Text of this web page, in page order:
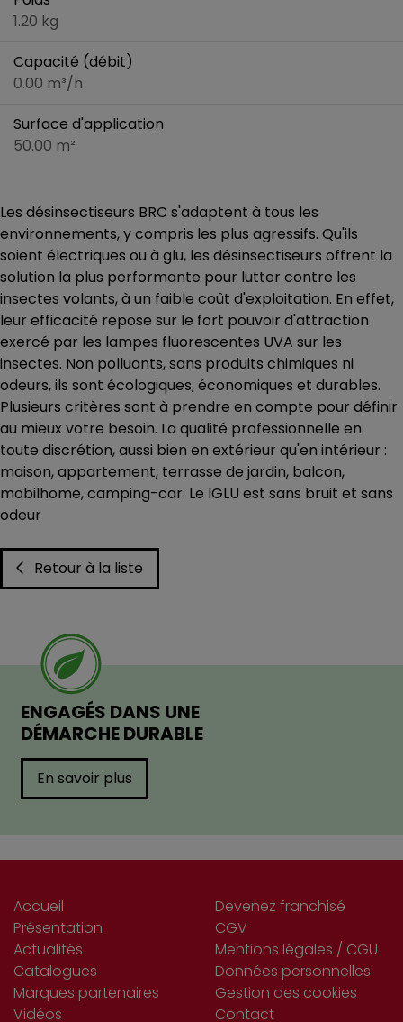
1.20 kg
Capacité (débit)
0.00 m³/h
Surface d'application
50.00 m²
Les désinsectiseurs BRC s'adaptent à tous les
environnements, y compris les plus agressifs. Qu'ils
soient électriques ou à glu, les désinsectiseurs offrent la
solution la plus performante pour lutter contre les
insectes volants, à un faible coût d'exploitation. En effet,
leur efficacité repose sur le fort pouvoir d'attraction
exercé par les lampes fluorescentes UVA sur les
insectes. Non polluants, sans produits chimiques ni
odeurs, ils sont écologiques, économiques et durables.
Plusieurs critères sont à prendre en compte pour définir
au mieux votre besoin. La qualité professionnelle en
toute discrétion, aussi bien en extérieur qu'en intérieur :
maison, appartement, terrasse de jardin, balcon,
mobilhome, camping-car. Le IGLU est sans bruit et sans
odeur
Retour à la liste
ENGAGÉS DANS UNE
DÉMARCHE DURABLE
En savoir plus
Accueil
Présentation
Actualités
Catalogues
Marques partenaires
Vidéos
Devenez franchisé
CGV
Mentions légales / CGU
Données personnelles
Gestion des cookies
Contact